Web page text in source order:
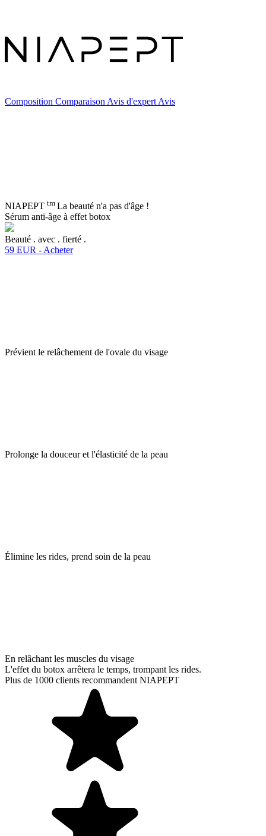
Composition Comparaison Avis d'expert Avis
NIAPEPT tm La beauté n'a pas d'âge !
Sérum anti-âge à effet botox
Beauté . avec . fierté .
59 EUR - Acheter
Prévient le relâchement de l'ovale du visage
Prolonge la douceur et l'élasticité de la peau
Élimine les rides, prend soin de la peau
En relâchant les muscles du visage
L'effet du botox arrêtera le temps, trompant les rides.
Plus de 1000 clients recommandent NIAPEPT